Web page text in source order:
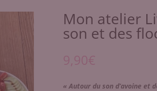
Mon atelier
son et des
9,90€
« Autour du son d’avoine et